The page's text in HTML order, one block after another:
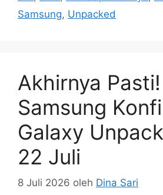
Samsung, Unpacked
Akhirnya Pasti!
Samsung
Galaxy
22 Juli
8 Juli 2026 oleh Dina Sari